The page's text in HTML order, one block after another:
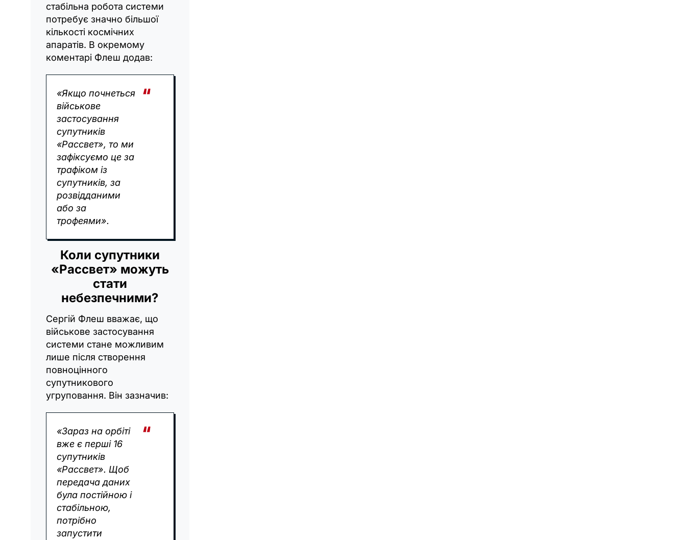
стабільна робота системи
потребує значно більшої
кількості космічних
апаратів. В окремому
коментарі Флеш додав:
«Якщо почнеться
військове
застосування
супутників
«Рассвет», то ми
зафіксуємо це за
трафіком із
супутників, за
розвідданими
або за
трофеями».
Коли супутники
«Рассвет» можуть
стати
небезпечними?
Сергій Флеш вважає, що
військове застосування
системи стане можливим
лише після створення
повноцінного
супутникового
угруповання. Він зазначив:
«Зараз на орбіті
вже є перші 16
супутників
«Рассвет». Щоб
передача даних
була постійною і
стабільною,
потрібно
запустити